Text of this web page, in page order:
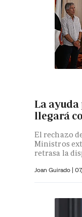
La
llegará
El rechazo
Ministros
retrasa la
Joan Guirado |